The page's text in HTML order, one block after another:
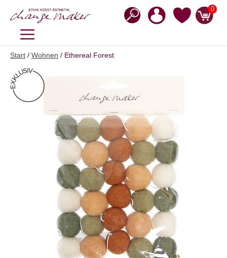
Inhalt
0
MENÜ
Start / Wohnen / Ethereal Forest